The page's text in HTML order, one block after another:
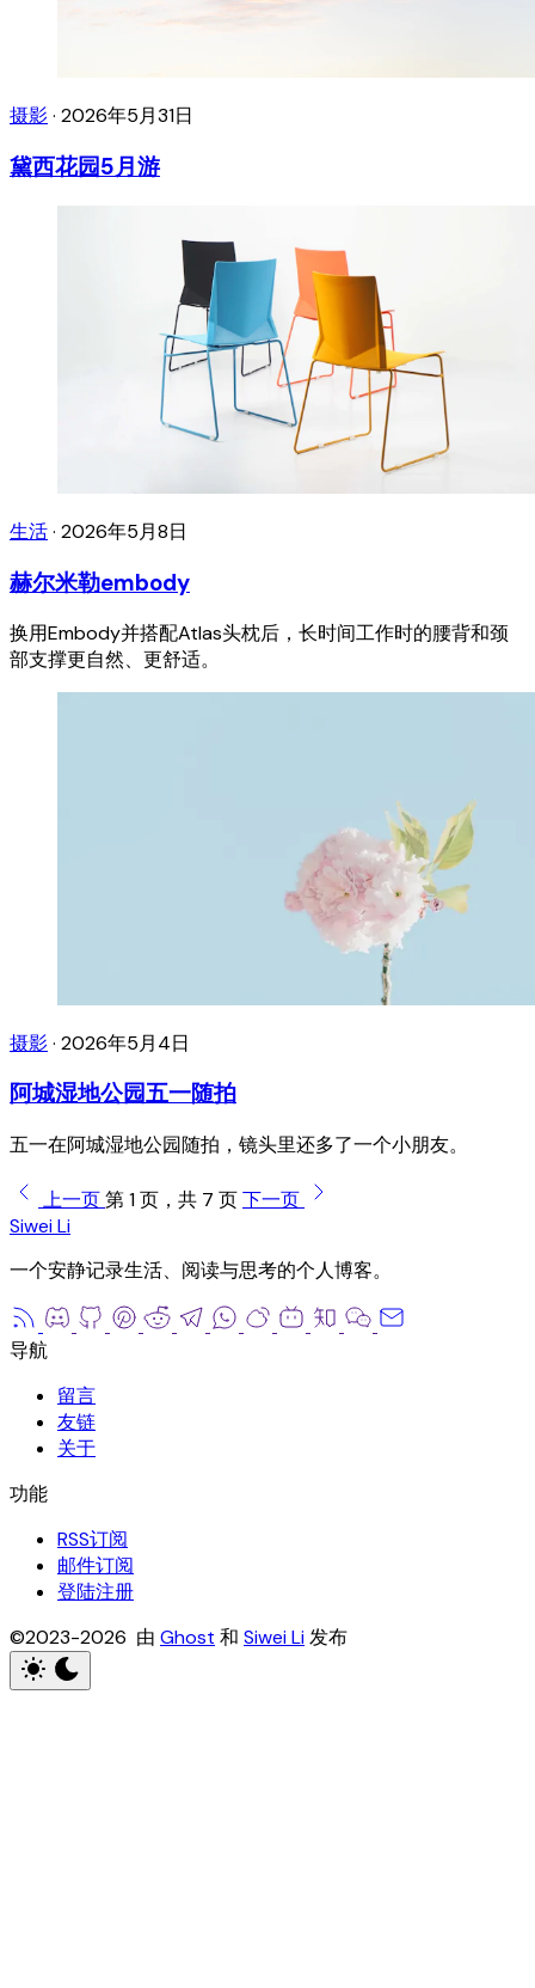
摄影· 2026年5月31日
黛西花园5月游
生活· 2026年5月8日
赫尔米勒embody
换用Embody并搭配Atlas头枕后，长时间工作时的腰背和颈
部支撑更自然、更舒适。
摄影· 2026年5月4日
阿城湿地公园五一随拍
五一在阿城湿地公园随拍，镜头里还多了一个小朋友。
上一页第 1 页，共 7 页下一页
Siwei Li
一个安静记录生活、阅读与思考的个人博客。
留言
友链
关于
RSS订阅
邮件订阅
登陆注册
©2023-2026 由 Ghost 和 Siwei Li发布